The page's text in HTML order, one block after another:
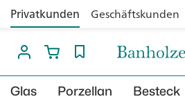
Privatkunden Geschäftskunden
Glas Porzellan Besteck